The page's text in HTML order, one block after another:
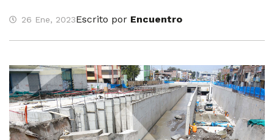
26 Ene, 2023Escrito por Encuentro